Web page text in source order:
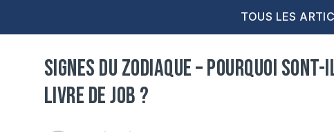
TOUS LES
Signes du zodiaque – pourquoi
livre de Job ?